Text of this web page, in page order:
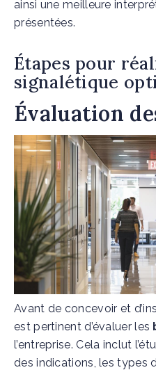
ainsi une meilleure
présentées.
Étapes pour
signalétique
Évaluation
Avant de concevoir et
est pertinent d’évaluer les
l’entreprise. Cela inclut
des indications, les types